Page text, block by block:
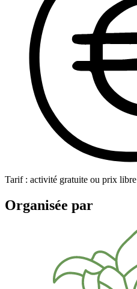
Tarif : activité gratuite ou prix libre
Organisée par